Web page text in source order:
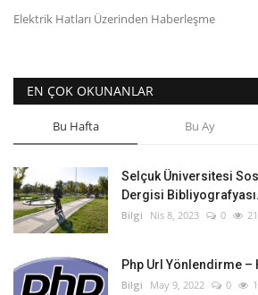
Veritabanı
Elektrik Hatları Üzerinden Haberleşme
EN ÇOK OKUNANLAR
Bu Hafta Bu Ay
Selçuk Üniversitesi
Dergisi
Bilgi Nis 8, 2023 0 21
Php Url Yönlendirme –
Bilgi May 9, 2022 0